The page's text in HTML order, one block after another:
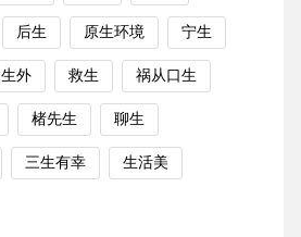
后生 原生环境 宁生
生外 救生 祸从口生
楮先生 聊生
三生有幸 生活美